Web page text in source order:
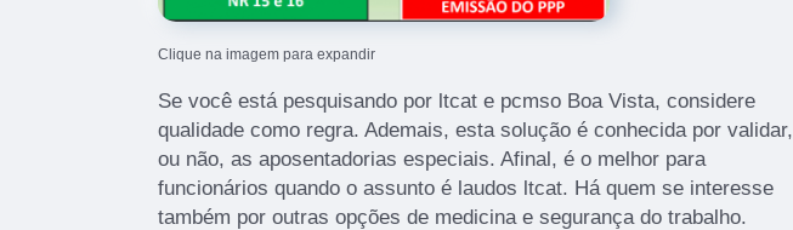
Clique na imagem para expandir
Se você está pesquisando por ltcat e pcmso Boa Vista, considere
qualidade como regra. Ademais, esta solução é conhecida por validar,
ou não, as aposentadorias especiais. Afinal, é o melhor para
funcionários quando o assunto é laudos ltcat. Há quem se interesse
também por outras opções de medicina e segurança do trabalho.